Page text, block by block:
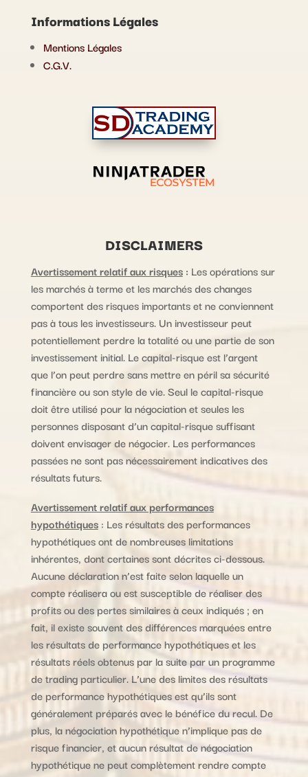
Informations Légales
Mentions Légales
C.G.V.
DISCLAIMERS
Avertissement relatif aux risques: Les opérations sur
les marchés à terme et les marchés des changes
comportent des risques importants et ne conviennent
pas à tous les investisseurs. Un investisseur peut
potentiellement perdre la totalité ou une partie de son
investissement initial. Le capital-risque est l’argent
que l’on peut perdre sans mettre en péril sa sécurité
financière ou son style de vie. Seul le capital-risque
doit être utilisé pour la négociation et seules les
personnes disposant d’un capital-risque suffisant
doivent envisager de négocier. Les performances
passées ne sont pas nécessairement indicatives des
résultats futurs.
Avertissement relatif aux performances
hypothétiques: Les résultats des performances
hypothétiques ont de nombreuses limitations
inhérentes, dont certaines sont décrites ci-dessous.
Aucune déclaration n’est faite selon laquelle un
compte réalisera ou est susceptible de réaliser des
profits ou des pertes similaires à ceux indiqués ; en
fait, il existe souvent des différences marquées entre
les résultats de performance hypothétiques et les
résultats réels obtenus par la suite par un programme
de trading particulier. L’une des limites des résultats
de performance hypothétiques est qu’ils sont
généralement préparés avec le bénéfice du recul. De
plus, la négociation hypothétique n’implique pas de
risque financier, et aucun résultat de négociation
hypothétique ne peut complètement rendre compte